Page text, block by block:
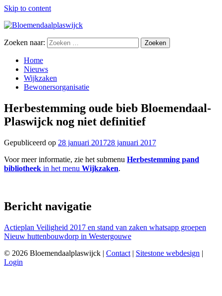
Skip to content
Zoeken naar:
Home
Nieuws
Wijkzaken
Bewonersorganisatie
Herbestemming oude bieb Bloemendaal-
Plaswijck nog niet definitief
Gepubliceerd op 28 januari 201728 januari 2017
Voor meer informatie, zie het submenu Herbestemming pand
bibliotheek in het menu Wijkzaken.
Bericht navigatie
Actieplan Veiligheid 2017 en stand van zaken whatsapp groepen
Nieuw huttenbouwdorp in Westergouwe
© 2026 Bloemendaalplaswijck | Contact | Sitestone webdesign |
Login